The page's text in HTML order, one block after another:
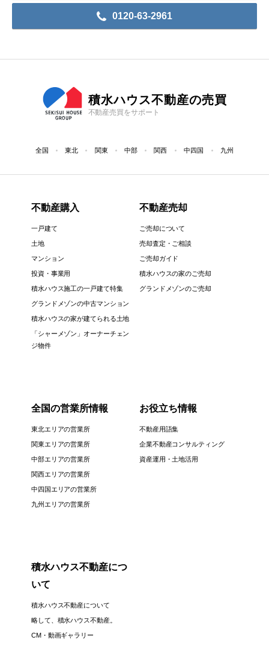
0120-63-2961
積水ハウス不動産の売買
不動産売買をサポート
全国 東北 関東 中部 関西 中四国 九州
不動産購入
一戸建て
土地
マンション
投資・事業用
積水ハウス施工の一戸建て特集
グランドメゾンの中古マンション
積水ハウスの家が建てられる土地
「シャーメゾン」オーナーチェン
ジ物件
不動産売却
ご売却について
売却査定・ご相談
ご売却ガイド
積水ハウスの家のご売却
グランドメゾンのご売却
全国の営業所情報
東北エリアの営業所
関東エリアの営業所
中部エリアの営業所
関西エリアの営業所
中四国エリアの営業所
九州エリアの営業所
お役立ち情報
不動産用語集
企業不動産コンサルティング
資産運用・土地活用
積水ハウス不動産につ
いて
積水ハウス不動産について
略して、積水ハウス不動産。
CM・動画ギャラリー